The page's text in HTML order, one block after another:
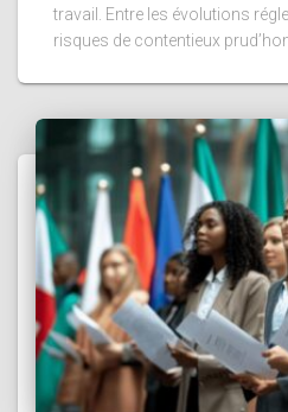
travail. Entre les évolutions
risques de contentieux